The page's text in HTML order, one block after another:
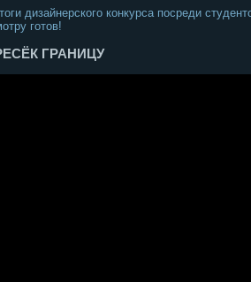
дизайнерского конкурса посреди
готов!
ГРАНИЦУ